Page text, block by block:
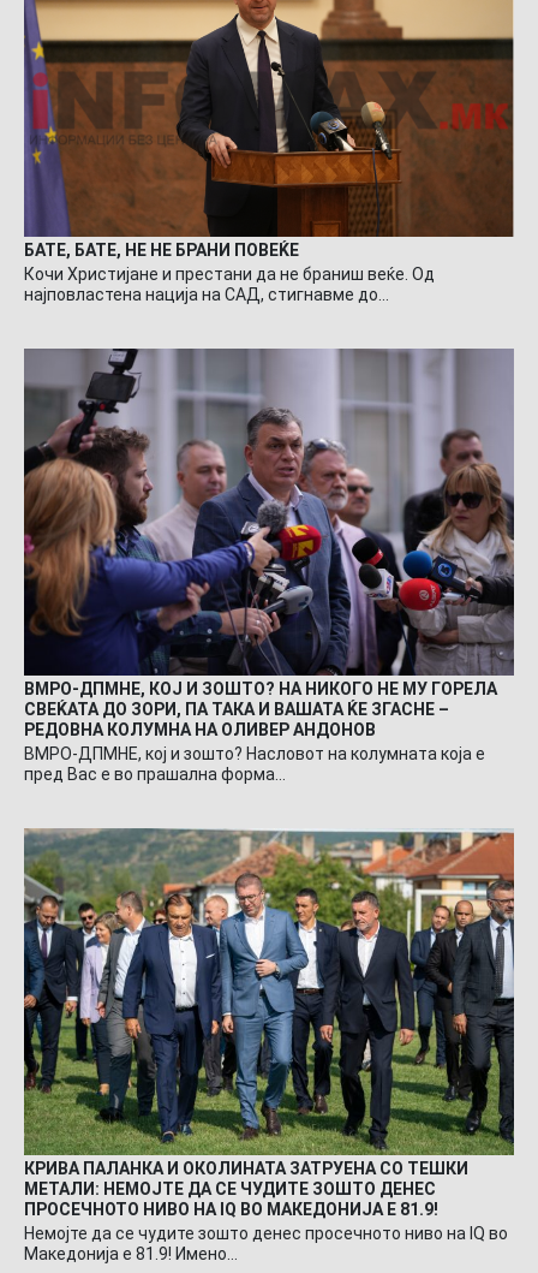
БАТЕ, БАТЕ, НЕ НЕ БРАНИ ПОВЕЌЕ
Кочи Христијане и престани да не браниш веќе. Од
најповластена нација на САД, стигнавме до…
ВМРО-ДПМНЕ, КОЈ И ЗОШТО? НА НИКОГО НЕ МУ ГОРЕЛА
СВЕЌАТА ДО ЗОРИ, ПА ТАКА И ВАШАТА ЌЕ ЗГАСНЕ –
РЕДОВНА КОЛУМНА НА ОЛИВЕР АНДОНОВ
ВМРО-ДПМНЕ, кој и зошто? Насловот на колумната која е
пред Вас е во прашална форма…
КРИВА ПАЛАНКА И ОКОЛИНАТА ЗАТРУЕНА СО ТЕШКИ
МЕТАЛИ: НЕМОЈТЕ ДА СЕ ЧУДИТЕ ЗОШТО ДЕНЕС
ПРОСЕЧНОТО НИВО НА IQ ВО МАКЕДОНИЈА Е 81.9!
Немојте да се чудите зошто денес просечното ниво на IQ во
Македонија е 81.9! Имено…